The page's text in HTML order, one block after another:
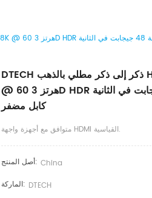
DTECH ذكر إلى ذكر مطلي بالذهب HD فيديو TV Hdmi Kable 8K
@ 60 هرتز 3D HDR عالي السرعة 48 جيجابت في الثانية HDMI 2.1
كابل مضفر
متوافق مع أجهزة واجهة HDMI القياسية.
أصل المنتج: China
الماركة: DTECH